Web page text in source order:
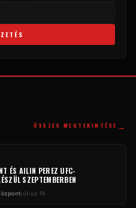
ÖSSZES MEGTEKINTÉSE →
ÉS AILIN PEREZ UFC-
SZEPTEMBERBEN
július 18